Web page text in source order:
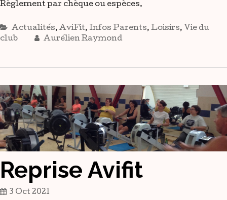
Règlement par chèque ou espèces.
Actualités, AviFit, Infos Parents, Loisirs, Vie du
club
Aurélien Raymond
Reprise Avifit
3 Oct 2021